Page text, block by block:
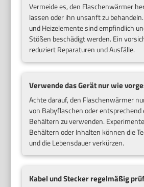
Vermeide es, den Flaschenwärmer
lassen oder ihn unsanft zu
und Heizelemente sind empfindlich
Stößen beschädigt werden. Ein
reduziert Reparaturen und Ausfälle.
Verwende das Gerät nur wie
Achte darauf, den Flaschenwärmer
von Babyflaschen oder
Behältern zu verwenden.
Behältern oder Inhalten können die
und die Lebensdauer verkürzen.
Kabel und Stecker regelmäßig